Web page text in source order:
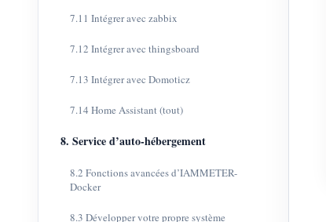
7.11 Intégrer avec zabbix
7.12 Intégrer avec thingsboard
7.13 Intégrer avec Domoticz
7.14 Home Assistant (tout)
8. Service d’auto-hébergement
8.2 Fonctions avancées d’IAMMETER-
Docker
8.3 Développer votre propre système